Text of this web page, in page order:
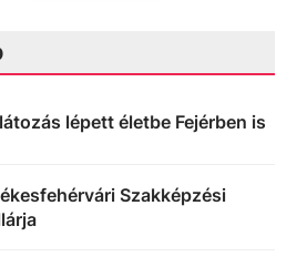
lépett életbe Fejérben is
Szakképzési